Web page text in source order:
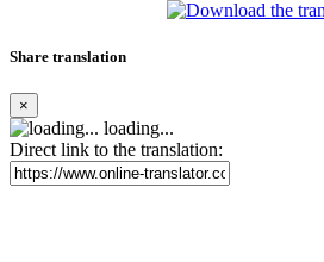
Share translation
×
loading...
Direct link to the translation: